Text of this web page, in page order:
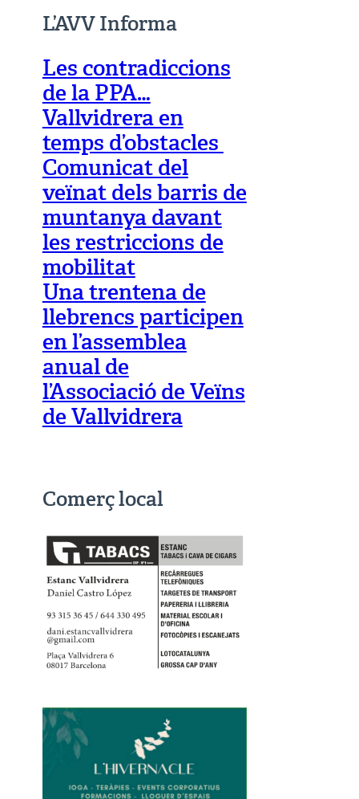
L’AVV Informa
Les contradiccions
de la PPA…
Vallvidrera en
temps d’obstacles
Comunicat del
veïnat dels barris de
muntanya davant
les restriccions de
mobilitat
Una trentena de
llebrencs participen
en l’assemblea
anual de
l’Associació de Veïns
de Vallvidrera
Comerç local